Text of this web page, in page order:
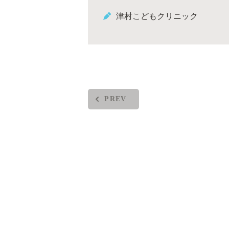
津村こどもクリニック
PREV